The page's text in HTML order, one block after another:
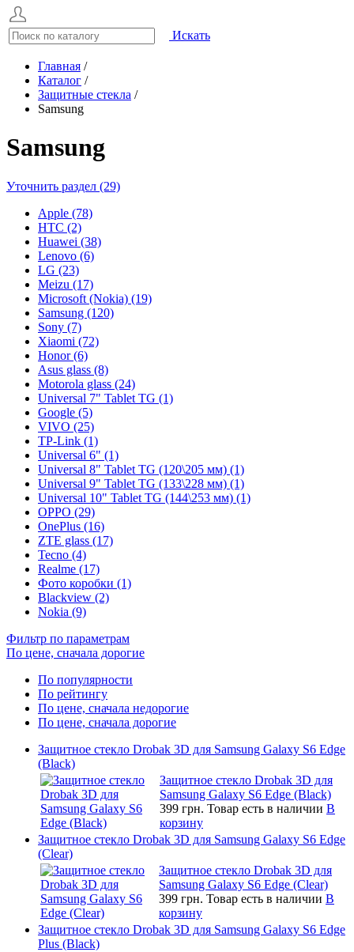
Искать
Главная /
Каталог /
Защитные стекла /
Samsung
Samsung
Уточнить раздел (29)
Apple (78)
HTC (2)
Huawei (38)
Lenovo (6)
LG (23)
Meizu (17)
Microsoft (Nokia) (19)
Samsung (120)
Sony (7)
Xiaomi (72)
Honor (6)
Asus glass (8)
Motorola glass (24)
Universal 7" Tablet TG (1)
Google (5)
VIVO (25)
TP-Link (1)
Universal 6" (1)
Universal 8" Tablet TG (120\205 мм) (1)
Universal 9" Tablet TG (133\228 мм) (1)
Universal 10" Tablet TG (144\253 мм) (1)
OPPO (29)
OnePlus (16)
ZTE glass (17)
Tecno (4)
Realme (17)
Фото коробки (1)
Blackview (2)
Nokia (9)
Фильтр по параметрам
По цене, сначала дорогие
По популярности
По рейтингу
По цене, сначала недорогие
По цене, сначала дорогие
Защитное стекло Drobak 3D для Samsung Galaxy S6 Edge
(Black)
Защитное стекло Drobak 3D для
Samsung Galaxy S6 Edge (Black)
399 грн. Товар есть в наличии В
корзину
Защитное стекло Drobak 3D для Samsung Galaxy S6 Edge
(Clear)
Защитное стекло Drobak 3D для
Samsung Galaxy S6 Edge (Clear)
399 грн. Товар есть в наличии В
корзину
Защитное стекло Drobak 3D для Samsung Galaxy S6 Edge
Plus (Black)